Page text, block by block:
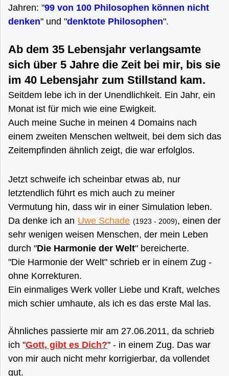
Jahren: "99 von 100 Philosophen können nicht
denken" und "denktote Philosophen".
Ab dem 35 Lebensjahr verlangsamte
sich über 5 Jahre die Zeit bei mir, bis sie
im 40 Lebensjahr zum Stillstand kam.
Seitdem lebe ich in der Unendlichkeit. Ein Jahr, ein
Monat ist für mich wie eine Ewigkeit.
Auch meine Suche in meinen 4 Domains nach
einem zweiten Menschen weltweit, bei dem sich das
Zeitempfinden ähnlich zeigt, die war erfolglos.
Jetzt schweife ich scheinbar etwas ab, nur
letztendlich führt es mich auch zu meiner
Vermutung hin, dass wir in einer Simulation leben.
Da denke ich an Uwe Schade (1923 - 2009), einen der
sehr wenigen weisen Menschen, der mein Leben
durch "Die Harmonie der Welt" bereicherte.
"Die Harmonie der Welt" schrieb er in einem Zug -
ohne Korrekturen.
Ein einmaliges Werk voller Liebe und Kraft, welches
mich schier umhaute, als ich es das erste Mal las.
Ähnliches passierte mir am 27.06.2011, da schrieb
ich "Gott, gibt es Dich?" - in einem Zug. Das war
von mir auch nicht mehr korrigierbar, da vollendet
gut.